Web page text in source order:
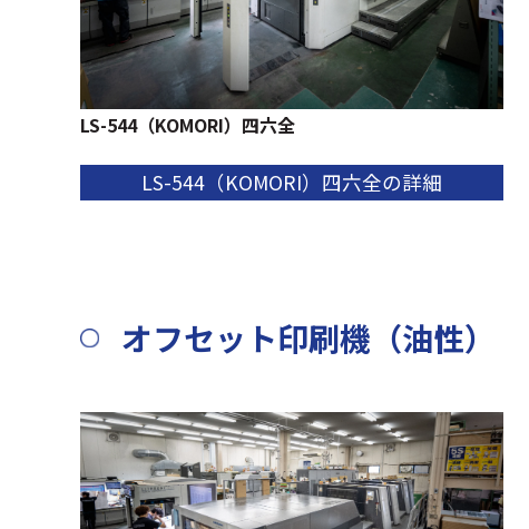
LS-544（KOMORI）四六全
LS-544（KOMORI）四六全の詳細
オフセット印刷機（油性）